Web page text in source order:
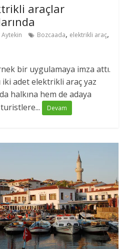
araçlar
Aytekin Bozcaada, elektrikli araç,
bir uygulamaya imza attı.
iki adet elektrikli araç yaz
halkına hem de adaya
Devam